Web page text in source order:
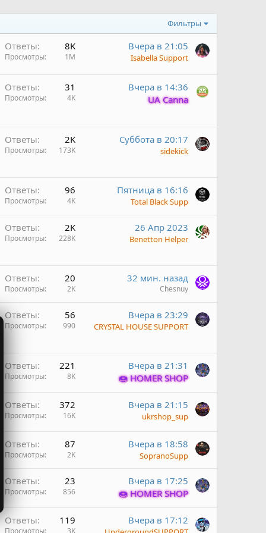
Фильтры
Ответы 8K
Просмотры 1M
Вчера в 21:05
Isabella Support
Ответы 31
Просмотры 4K
Вчера в 14:36
UA Canna
Ответы 2K
Просмотры 173K
Суббота в 20:17
sidekick
Ответы 96
Просмотры 4K
Пятница в 16:16
Total Black Supp
Ответы 2K
Просмотры 228K
26 Апр 2023
Benetton Helper
Ответы 20
Просмотры 2K
32 мин. назад
Chesnuy
Ответы 56
Просмотры 990
Вчера в 23:29
CRYSTAL HOUSE SUPPORT
Ответы 221
Просмотры 8K
Вчера в 21:31
🍩 HOMER SHOP
Ответы 372
Просмотры 16K
Вчера в 21:15
ukrshop_sup
Ответы 87
Просмотры 2K
Вчера в 18:58
SopranoSupp
Ответы 23
Просмотры 856
Вчера в 17:25
🍩 HOMER SHOP
Ответы 119
Просмотры 3K
Вчера в 17:12